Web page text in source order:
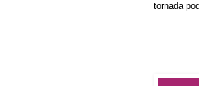
tornada